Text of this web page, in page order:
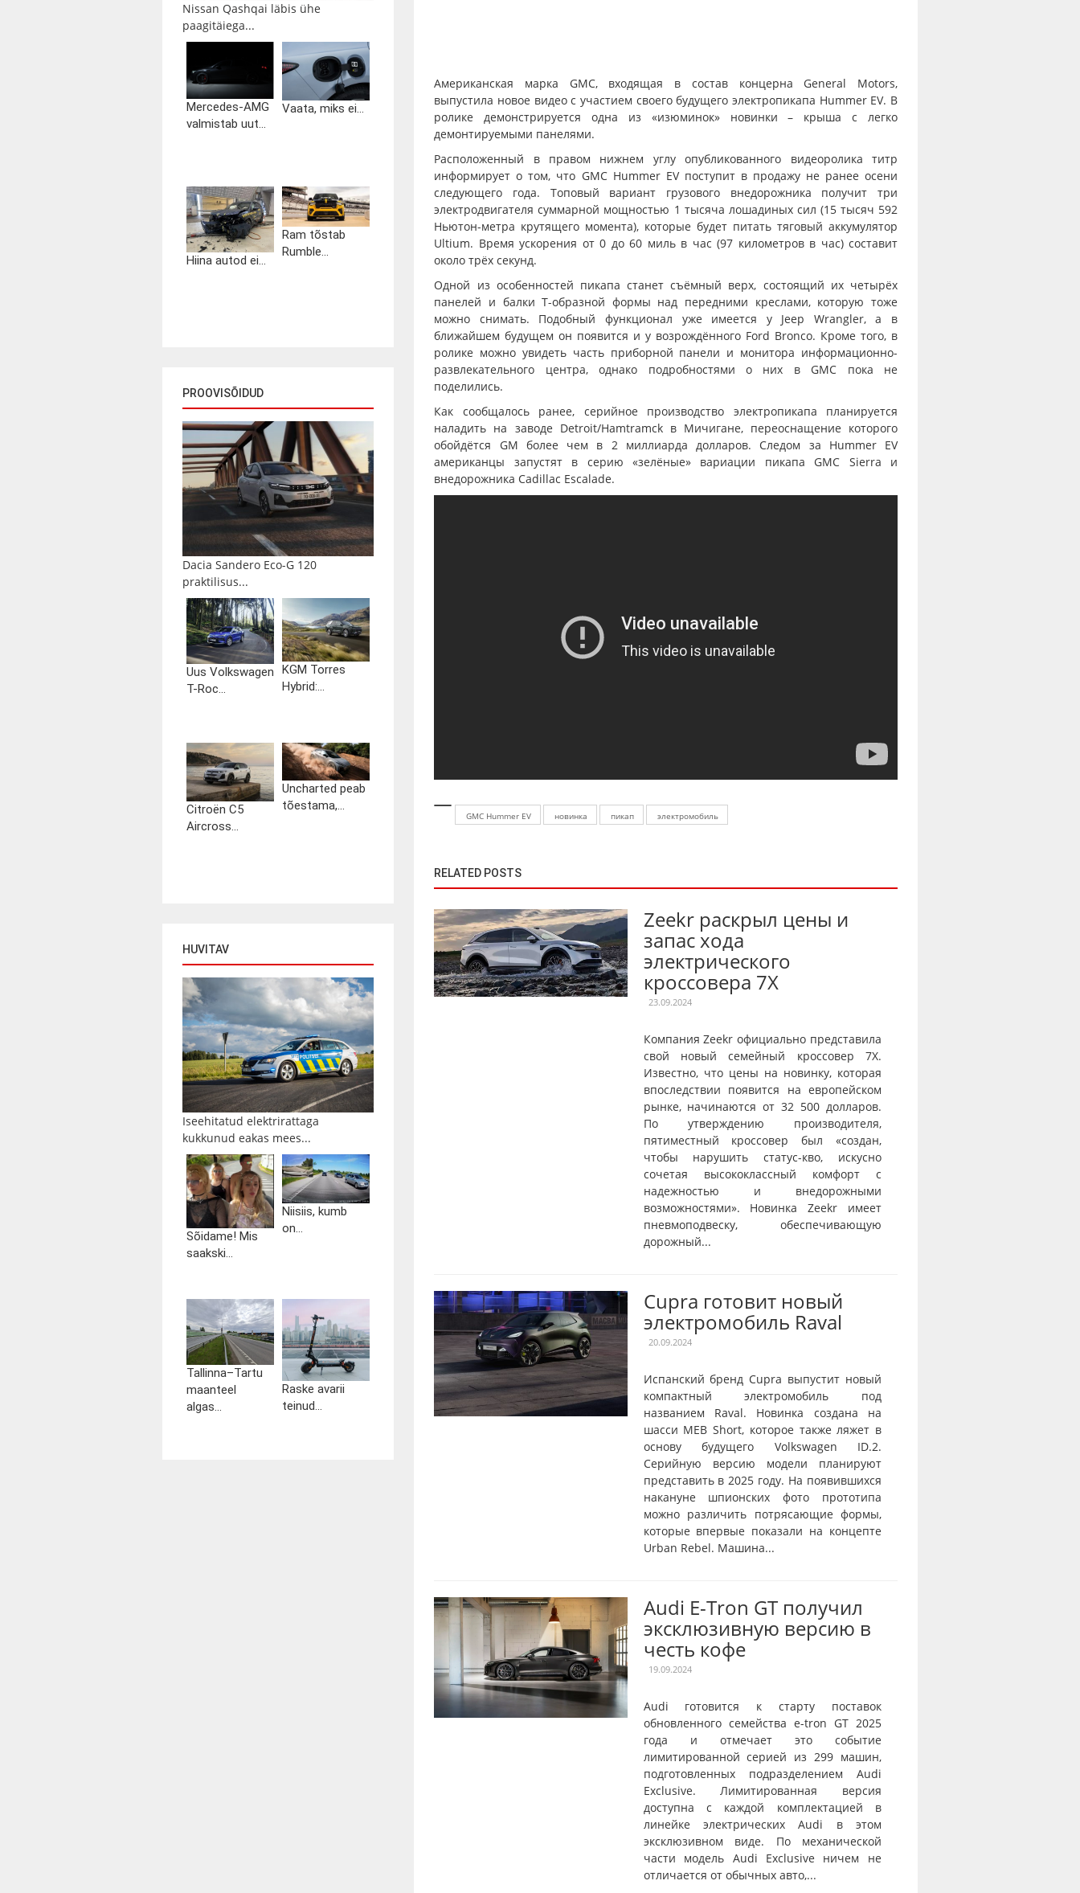
Nissan Qashqai läbis ühe
paagitäiega...
Mercedes-AMG
valmistab uut...
Vaata, miks ei...
Hiina autod ei...
Ram tõstab
Rumble...
PROOVISÕIDUD
Dacia Sandero Eco-G 120
praktilisus...
Uus Volkswagen
T-Roc...
KGM Torres
Hybrid:...
Citroën C5
Aircross...
Uncharted peab
tõestama,...
HUVITAV
Iseehitatud elektrirattaga
kukkunud eakas mees...
Sõidame! Mis
saakski...
Niisiis, kumb
on...
Tallinna–Tartu
maanteel
algas...
Raske avarii
teinud...
Американская марка GMC, входящая в состав концерна General Motors,
выпустила новое видео с участием своего будущего электропикапа Hummer EV. В
ролике демонстрируется одна из «изюминок» новинки – крыша с легко
демонтируемыми панелями.
Расположенный в правом нижнем углу опубликованного видеоролика титр
информирует о том, что GMC Hummer EV поступит в продажу не ранее осени
следующего года. Топовый вариант грузового внедорожника получит три
электродвигателя суммарной мощностью 1 тысяча лошадиных сил (15 тысяч 592
Ньютон-метра крутящего момента), которые будет питать тяговый аккумулятор
Ultium. Время ускорения от 0 до 60 миль в час (97 километров в час) составит
около трёх секунд.
Одной из особенностей пикапа станет съёмный верх, состоящий их четырёх
панелей и балки T-образной формы над передними креслами, которую тоже
можно снимать. Подобный функционал уже имеется у Jeep Wrangler, а в
ближайшем будущем он появится и у возрождённого Ford Bronco. Кроме того, в
ролике можно увидеть часть приборной панели и монитора информационно-
развлекательного центра, однако подробностями о них в GMC пока не
поделились.
Как сообщалось ранее, серийное производство электропикапа планируется
наладить на заводе Detroit/Hamtramck в Мичигане, переоснащение которого
обойдётся GM более чем в 2 миллиарда долларов. Следом за Hummer EV
американцы запустят в серию «зелёные» вариации пикапа GMC Sierra и
внедорожника Cadillac Escalade.
GMC Hummer EV новинка пикап электромобиль
RELATED POSTS
Zeekr раскрыл цены и
запас хода
электрического
кроссовера 7X
23.09.2024
Компания Zeekr официально представила
свой новый семейный кроссовер 7X.
Известно, что цены на новинку, которая
впоследствии появится на европейском
рынке, начинаются от 32 500 долларов.
По утверждению производителя,
пятиместный кроссовер был «создан,
чтобы нарушить статус-кво, искусно
сочетая высококлассный комфорт с
надежностью и внедорожными
возможностями». Новинка Zeekr имеет
пневмоподвеску, обеспечивающую
дорожный...
Cupra готовит новый
электромобиль Raval
20.09.2024
Испанский бренд Cupra выпустит новый
компактный электромобиль под
названием Raval. Новинка создана на
шасси MEB Short, которое также ляжет в
основу будущего Volkswagen ID.2.
Серийную версию модели планируют
представить в 2025 году. На появившихся
накануне шпионских фото прототипа
можно различить потрясающие формы,
которые впервые показали на концепте
Urban Rebel. Машина...
Audi E-Tron GT получил
эксклюзивную версию в
честь кофе
19.09.2024
Audi готовится к старту поставок
обновленного семейства e-tron GT 2025
года и отмечает это событие
лимитированной серией из 299 машин,
подготовленных подразделением Audi
Exclusive. Лимитированная версия
доступна с каждой комплектацией в
линейке электрических Audi в этом
эксклюзивном виде. По механической
части модель Audi Exclusive ничем не
отличается от обычных авто,...